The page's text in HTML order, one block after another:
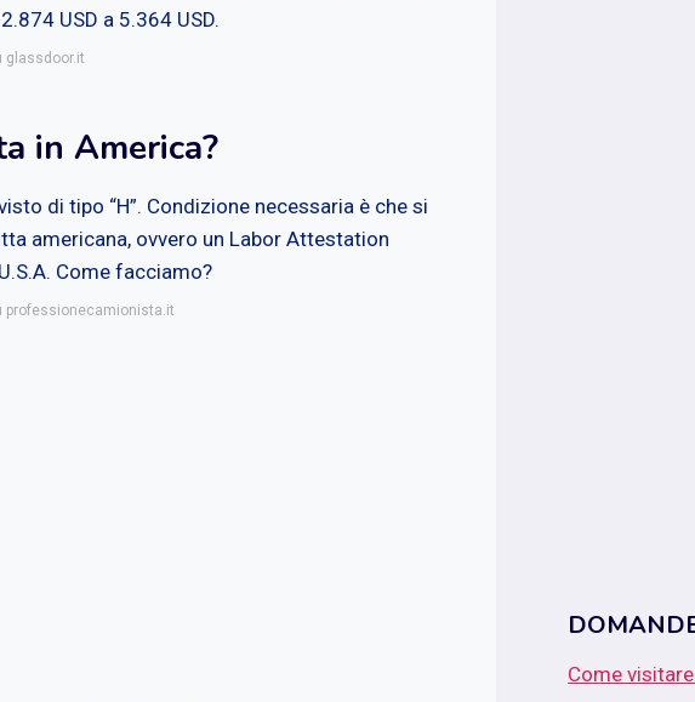
USD a 5.364 USD.
glassdoor.it
in America?
di tipo “H”. Condizione necessaria è che si
americana, ovvero un Labor Attestation
Come facciamo?
professionecamionista.it
Come